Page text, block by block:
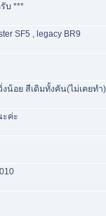
บ ***
SF5 , legacy BR9
น้อย สีเดิมทั้งคัน(ไม่เคย
ะค่ะ